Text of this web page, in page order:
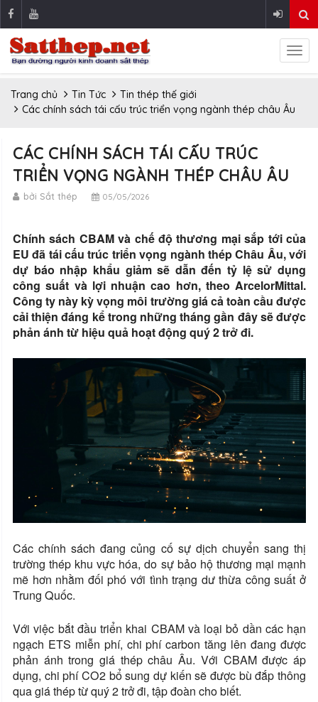
Trang chủ Tin Tức
Tin thép thế giới
Các chính sách tái cấu trúc triển vọng ngành thép châu Âu
CÁC CHÍNH SÁCH TÁI CẤU TRÚC
TRIỂN VỌNG NGÀNH THÉP CHÂU ÂU
bởi Sắt thép 05/05/2026
Chính sách CBAM và chế độ thương mại sắp tới của
EU đã tái cấu trúc triển vọng ngành thép Châu Âu, với
dự báo nhập khẩu giảm sẽ dẫn đến tỷ lệ sử dụng
công suất và lợi nhuận cao hơn, theo ArcelorMittal.
Công ty này kỳ vọng môi trường giá cả toàn cầu được
cải thiện đáng kể trong những tháng gần đây sẽ được
phản ánh từ hiệu quả hoạt động quý 2 trở đi.
Các chính sách đang củng cố sự dịch chuyển sang thị
trường thép khu vực hóa, do sự bảo hộ thương mại mạnh
mẽ hơn nhằm đối phó với tình trạng dư thừa công suất ở
Trung Quốc.
Với việc bắt đầu triển khai CBAM và loại bỏ dần các hạn
ngạch ETS miễn phí, chi phí carbon tăng lên đang được
phản ánh trong giá thép châu Âu. Với CBAM được áp
dụng, chi phí CO2 bổ sung dự kiến ​​sẽ được bù đắp thông
qua giá thép từ quý 2 trở đi, tập đoàn cho biết.